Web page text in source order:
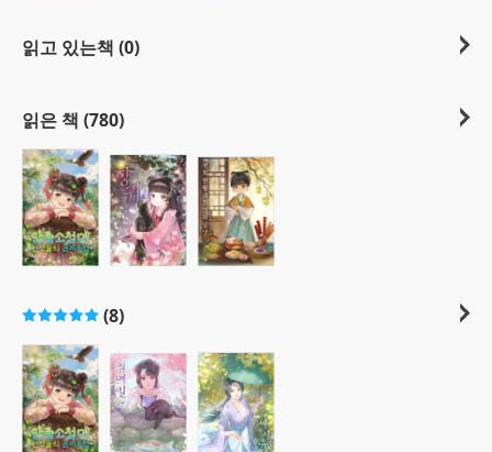
읽고 있는책 (0)
읽은 책 (780)
(8)